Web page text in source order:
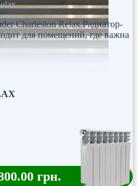
Charleston Relax.Радиатор-
для помещений, где важна
грн.